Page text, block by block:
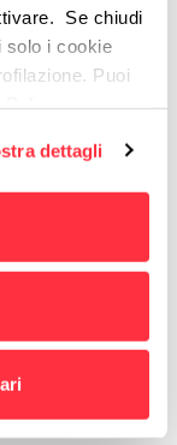
Se chiudi
solo i cookie
Puoi
dettagli
assistant?